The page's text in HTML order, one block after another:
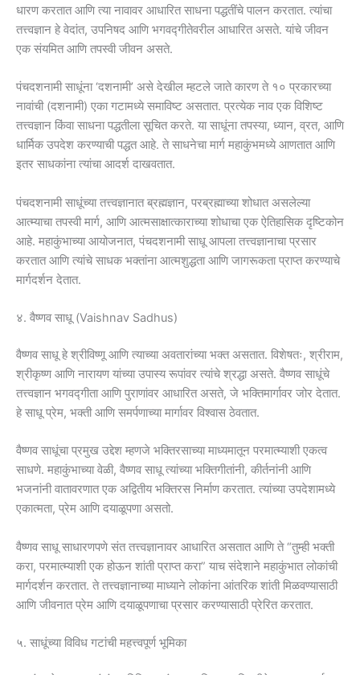
धारण करतात आणि त्या नावावर आधारित साधना पद्धतींचे पालन करतात. त्यांचा
तत्त्वज्ञान हे वेदांत, उपनिषद आणि भगवद्गीतेवरील आधारित असते. यांचे जीवन
एक संयमित आणि तपस्वी जीवन असते.
पंचदशनामी साधूंना ‘दशनामी’ असे देखील म्हटले जाते कारण ते १० प्रकारच्या
नावांची (दशनामी) एका गटामध्ये समाविष्ट असतात. प्रत्येक नाव एक विशिष्ट
तत्त्वज्ञान किंवा साधना पद्धतीला सूचित करते. या साधूंना तपस्या, ध्यान, व्रत, आणि
धार्मिक उपदेश करण्याची पद्धत आहे. ते साधनेचा मार्ग महाकुंभमध्ये आणतात आणि
इतर साधकांना त्यांचा आदर्श दाखवतात.
पंचदशनामी साधूंच्या तत्त्वज्ञानात ब्रह्मज्ञान, परब्रह्माच्या शोधात असलेल्या
आत्म्याचा तपस्वी मार्ग, आणि आत्मसाक्षात्काराच्या शोधाचा एक ऐतिहासिक दृष्टिकोन
आहे. महाकुंभाच्या आयोजनात, पंचदशनामी साधू आपला तत्त्वज्ञानाचा प्रसार
करतात आणि त्यांचे साधक भक्तांना आत्मशुद्धता आणि जागरूकता प्राप्त करण्याचे
मार्गदर्शन देतात.
४. वैष्णव साधू (Vaishnav Sadhus)
वैष्णव साधू हे श्रीविष्णू आणि त्याच्या अवतारांच्या भक्त असतात. विशेषतः, श्रीराम,
श्रीकृष्ण आणि नारायण यांच्या उपास्य रूपांवर त्यांचे श्रद्धा असते. वैष्णव साधूंचे
तत्त्वज्ञान भगवद्गीता आणि पुराणांवर आधारित असते, जे भक्तिमार्गावर जोर देतात.
हे साधू प्रेम, भक्ती आणि समर्पणाच्या मार्गावर विश्वास ठेवतात.
वैष्णव साधूंचा प्रमुख उद्देश म्हणजे भक्तिरसाच्या माध्यमातून परमात्म्याशी एकत्व
साधणे. महाकुंभाच्या वेळी, वैष्णव साधू त्यांच्या भक्तिगीतांनी, कीर्तनांनी आणि
भजनांनी वातावरणात एक अद्वितीय भक्तिरस निर्माण करतात. त्यांच्या उपदेशामध्ये
एकात्मता, प्रेम आणि दयाळूपणा असतो.
वैष्णव साधू साधारणपणे संत तत्त्वज्ञानावर आधारित असतात आणि ते “तुम्ही भक्ती
करा, परमात्म्याशी एक होऊन शांती प्राप्त करा” याच संदेशाने महाकुंभात लोकांची
मार्गदर्शन करतात. ते तत्त्वज्ञानाच्या माध्याने लोकांना आंतरिक शांती मिळवण्यासाठी
आणि जीवनात प्रेम आणि दयाळूपणाचा प्रसार करण्यासाठी प्रेरित करतात.
५. साधूंच्या विविध गटांची महत्त्वपूर्ण भूमिका